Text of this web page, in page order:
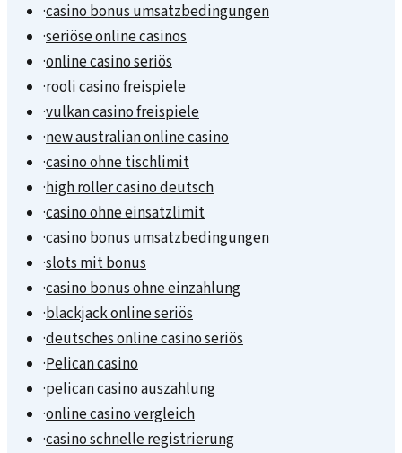
·casino bonus umsatzbedingungen
·seriöse online casinos
·online casino seriös
·rooli casino freispiele
·vulkan casino freispiele
·new australian online casino
·casino ohne tischlimit
·high roller casino deutsch
·casino ohne einsatzlimit
·casino bonus umsatzbedingungen
·slots mit bonus
·casino bonus ohne einzahlung
·blackjack online seriös
·deutsches online casino seriös
·Pelican casino
·pelican casino auszahlung
·online casino vergleich
·casino schnelle registrierung